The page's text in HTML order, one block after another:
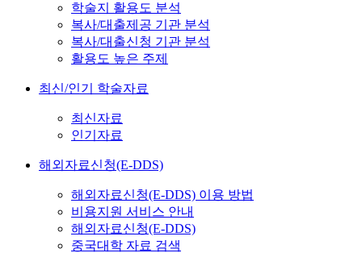
학술지 활용도 분석
복사/대출제공 기관 분석
복사/대출신청 기관 분석
활용도 높은 주제
최신/인기 학술자료
최신자료
인기자료
해외자료신청(E-DDS)
해외자료신청(E-DDS) 이용 방법
비용지원 서비스 안내
해외자료신청(E-DDS)
중국대학 자료 검색